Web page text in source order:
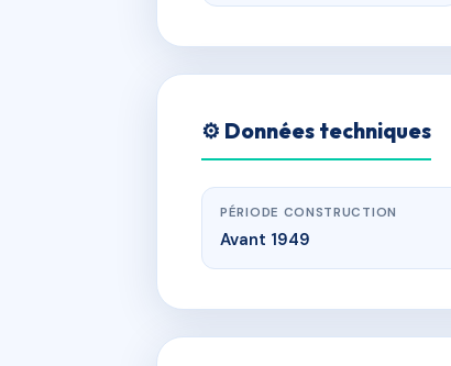
⚙️ Données techniques
PÉRIODE CONSTRUCTION
Avant 1949